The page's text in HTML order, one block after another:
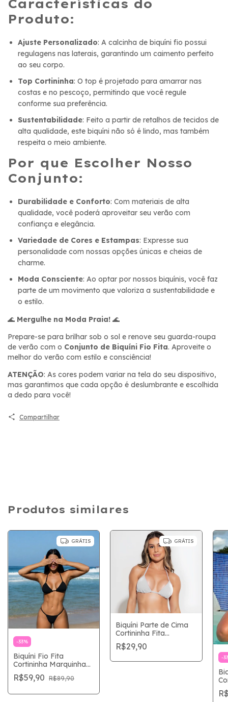
Características do
Produto:
Ajuste Personalizado: A calcinha de biquíni fio possui
regulagens nas laterais, garantindo um caimento perfeito
ao seu corpo.
Top Cortininha: O top é projetado para amarrar nas
costas e no pescoço, permitindo que você regule
conforme sua preferência.
Sustentabilidade: Feito a partir de retalhos de tecidos de
alta qualidade, este biquíni não só é lindo, mas também
respeita o meio ambiente.
Por que Escolher Nosso
Conjunto:
Durabilidade e Conforto: Com materiais de alta
qualidade, você poderá aproveitar seu verão com
confiança e elegância.
Variedade de Cores e Estampas: Expresse sua
personalidade com nossas opções únicas e cheias de
charme.
Moda Consciente: Ao optar por nossos biquínis, você faz
parte de um movimento que valoriza a sustentabilidade e
o estilo.
🌊 Mergulhe na Moda Praia! 🌊
Prepare-se para brilhar sob o sol e renove seu guarda-roupa
de verão com o Conjunto de Biquíni Fio Fita. Aproveite o
melhor do verão com estilo e consciência!
ATENÇÃO: As cores podem variar na tela do seu dispositivo,
mas garantimos que cada opção é deslumbrante e escolhida
a dedo para você!
Compartilhar
Produtos similares
GRÁTIS
-33%
Biquíni Fio Fita
Cortininha Marquinha
Perfeita –Preto
R$59,90 R$89,90
GRÁTIS
Biquíni Parte de Cima
Cortininha Fita
Regulável Tamanho
Único Marquinha Fio
R$29,90
-33